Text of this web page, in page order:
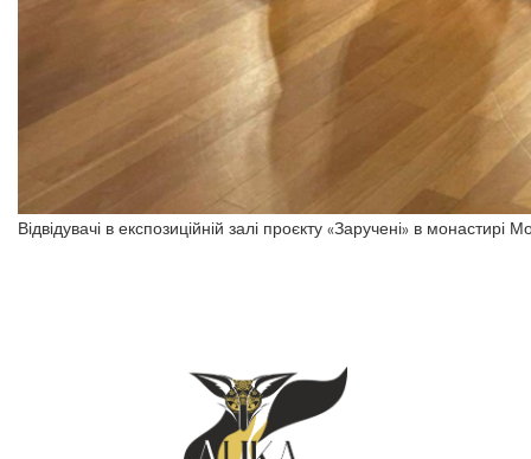
Відвідувачі в експозиційній залі проєкту «Заручені» в